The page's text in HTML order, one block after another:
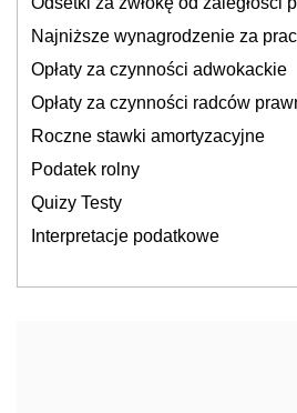
Najniższe wynagrodzenie za
Opłaty za czynności adwokackie
Opłaty za czynności radców
Roczne stawki amortyzacyjne
Podatek rolny
Quizy Testy
Interpretacje podatkowe